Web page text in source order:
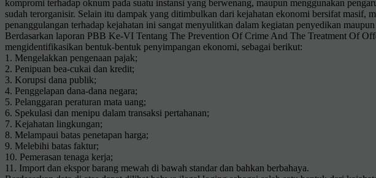
kompromi terhadap oknum pada suatu instansi yang berwenang, maupun menggunakan
sudah terorganisir. Selain itu dampak yang ditimbulkan dari kejahatan ekonomi bersifat masif,
penanggulangan terhadap kejahatan ini sangat menyulitkan dalam kegiatan penyedikan
Berdasarkan laporan PBB Ke-VI Tentang The Prevention Of Crime And The Treatment Of
mengidentifikasikan bentuk-bentuk penyimpangan ekonomi, sebagai berikut:
1. Mengelakkan pengenaan pajak;
2. Penipuan bea-cukai dan kredit;
3. Korupsi dana publik;
4. Penggelapan dana-dana negara;
5. Pelanggaran peraturan mata uang;
6. Spekulasi dan menipu dalam transaksi pertahanan;
7. Kejahatan lingkungan;
8. Melampaui batas penetapan harga;
9. Melebihi batas faktur;
10. Pemerasan tenaga kerja;
11. Import dan ekspor barang mewah di bawah standar dan bahkan berbahaya.